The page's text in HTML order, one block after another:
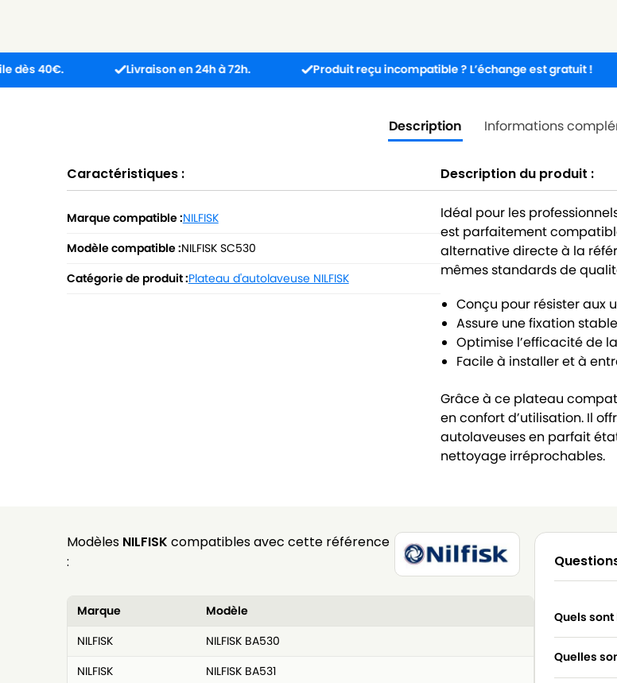
Livraison en 24h à 72h. Produit reçu incompatible ? L’échange est gratuit !
Description Informations
Caractéristiques :
Marque compatible :NILFISK
Modèle compatible :NILFISK SC530
Catégorie de produit :Plateau d'autolaveuse NILFISK
Description du produit :
Idéal pour les
est parfaitement
alternative directe à la
mêmes standards de
Conçu pour résister aux
Assure une fixation
Optimise l’efficacité de
Facile à installer et à
Grâce à ce plateau
en confort d’utilisation. Il
autolaveuses en parfait
nettoyage irréprochables.
Modèles NILFISK compatibles avec cette référence
:
Marque
Modèle
NILFISK
NILFISK BA530
NILFISK
NILFISK BA531
Quels
Quelles